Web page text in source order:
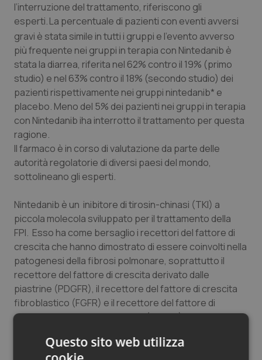
Quotidiano Oncologia
Quotidiano Pediatria
Rene & patologie urogenitali
Salute orale & impianti
Sangue & coagulazione
Tiroide
Tumore al seno
Tumore ovarico
Tumori del Polmone & Testa Collo
Tumori gastrointestinali
Vaccini
l’interruzione del trattamento, riferiscono gli
esperti.La percentuale di pazienti con eventi avversi
gravi è stata simile in tutti i gruppi e l’evento avverso
più frequente nei gruppi in terapia con Nintedanib è
stata la diarrea, riferita nel 62% contro il 19% (primo
studio) e nel 63% contro il 18% (secondo studio) dei
pazienti rispettivamente nei gruppi nintedanib* e
placebo. Meno del 5% dei pazienti nei gruppi in terapia
con Nintedanib iha interrotto il trattamento per questa
ragione.
Il farmaco è in corso di valutazione da parte delle
autorità regolatorie di diversi paesi del mondo,
sottolineano gli esperti.
Nintedanib è un inibitore di tirosin-chinasi (TKI) a
piccola molecola sviluppato per il trattamento della
FPI. Esso ha come bersaglio i recettori del fattore di
crescita che hanno dimostrato di essere coinvolti nella
patogenesi della fibrosi polmonare, soprattutto il
recettore del fattore di crescita derivato dalle
piastrine (PDGFR), il recettore del fattore di crescita
fibroblastico (FGFR) e il recettore del fattore di
crescita endoteliale vascolare (VEGFR). Bloccando
processi fibrotici, gli esperti ritengono che
Questo sito web utilizza